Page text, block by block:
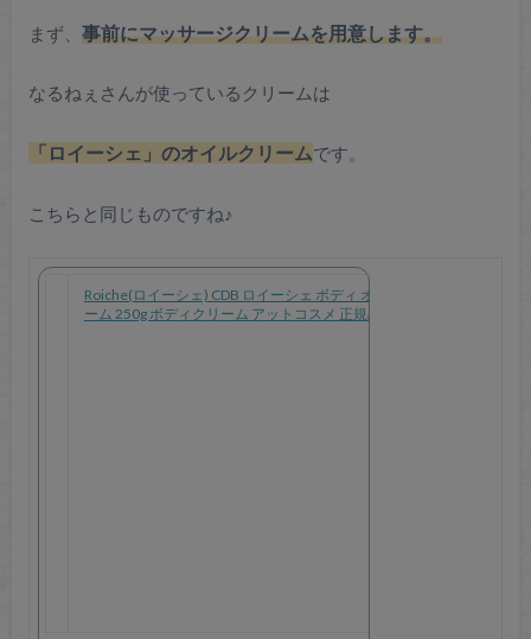
まず、 事前にマッサージクリームを用意します。
なるねぇさんが使っているクリームは
「ロイーシェ」のオイルクリームです。
こちらと同じものですね♪
Roiche(ロイーシェ) CDB ロイーシェ ボディ オイル クリ
ーム 250g ボディクリーム アットコスメ 正規品